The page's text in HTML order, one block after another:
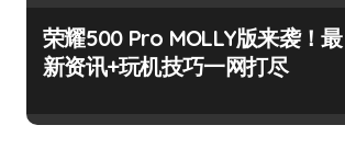
荣耀500 Pro MOLLY版来袭！最
新资讯+玩机技巧一网打尽